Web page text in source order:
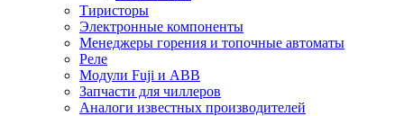
Тиристоры
Электронные компоненты
Менеджеры горения и топочные автоматы
Реле
Модули Fuji и ABB
Запчасти для чиллеров
Аналоги известных производителей